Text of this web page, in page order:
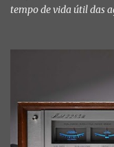
tempo de vida útil das
agudo e/ou grave e
Quando você começa
provável que, salvo